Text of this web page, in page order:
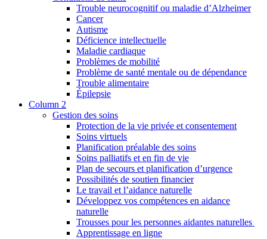
Trouble neurocognitif ou maladie d’Alzheimer
Cancer
Autisme
Déficience intellectuelle
Maladie cardiaque
Problèmes de mobilité
Problème de santé mentale ou de dépendance
Trouble alimentaire
Épilepsie
Column 2
Gestion des soins
Protection de la vie privée et consentement
Soins virtuels
Planification préalable des soins
Soins palliatifs et en fin de vie
Plan de secours et planification d’urgence
Possibilités de soutien financier
Le travail et l’aidance naturelle
Développez vos compétences en aidance
naturelle
Trousses pour les personnes aidantes naturelles
Apprentissage en ligne